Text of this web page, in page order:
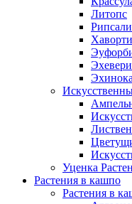
Литопс
Уценка
Растения в кашпо
Растения в